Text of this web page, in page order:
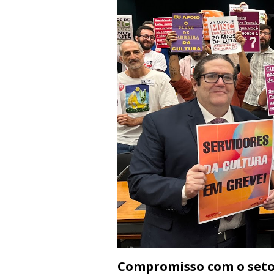
Compromisso com o